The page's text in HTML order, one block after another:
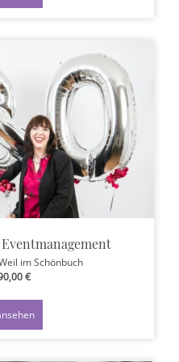
im Schönbuch
€